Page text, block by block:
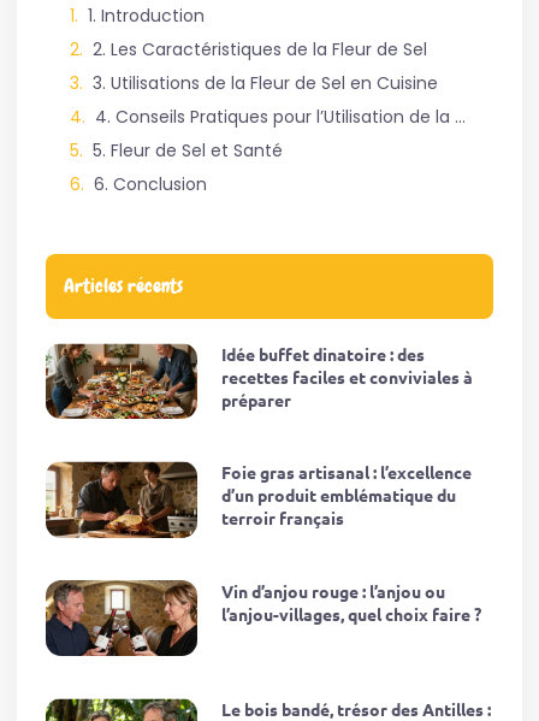
1. Introduction
2. Les Caractéristiques de la Fleur de Sel
3. Utilisations de la Fleur de Sel en Cuisine
4. Conseils Pratiques pour l’Utilisation de la Fleur de Sel
5. Fleur de Sel et Santé
6. Conclusion
Articles récents
Idée buffet dinatoire : des
recettes faciles et conviviales à
préparer
Foie gras artisanal : l’excellence
d’un produit emblématique du
terroir français
Vin d’anjou rouge : l’anjou ou
l’anjou-villages, quel choix faire ?
Le bois bandé, trésor des Antilles :